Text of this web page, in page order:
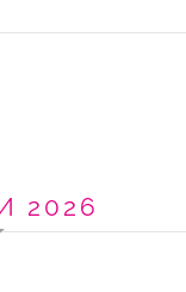
2026